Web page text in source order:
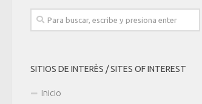
SITIOS DE INTERÈS / SITES OF INTEREST
Inicio